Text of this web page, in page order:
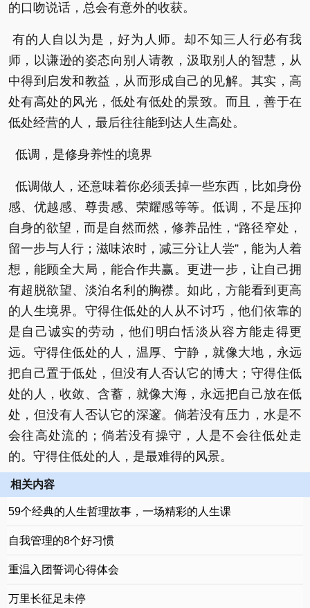
的口吻说话，总会有意外的收获。
有的人自以为是，好为人师。却不知三人行必有我
师，以谦逊的姿态向别人请教，汲取别人的智慧，从
中得到启发和教益，从而形成自己的见解。其实，高
处有高处的风光，低处有低处的景致。而且，善于在
低处经营的人，最后往往能到达人生高处。
低调，是修身养性的境界
低调做人，还意味着你必须丢掉一些东西，比如身份
感、优越感、尊贵感、荣耀感等等。低调，不是压抑
自身的欲望，而是自然而然，修养品性，“路径窄处，
留一步与人行；滋味浓时，减三分让人尝”，能为人着
想，能顾全大局，能合作共赢。更进一步，让自己拥
有超脱欲望、淡泊名利的胸襟。如此，方能看到更高
的人生境界。守得住低处的人从不讨巧，他们依靠的
是自己诚实的劳动，他们明白恬淡从容方能走得更
远。守得住低处的人，温厚、宁静，就像大地，永远
把自己置于低处，但没有人否认它的博大；守得住低
处的人，收敛、含蓄，就像大海，永远把自己放在低
处，但没有人否认它的深邃。倘若没有压力，水是不
会往高处流的；倘若没有操守，人是不会往低处走
的。守得住低处的人，是最难得的风景。
相关内容
59个经典的人生哲理故事，一场精彩的人生课
自我管理的8个好习惯
重温入团誓词心得体会
万里长征足未停